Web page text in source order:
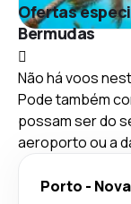
Ofertas
Bermudas
Não há voos
Pode também
possam ser do
aeroporto ou a
Porto -